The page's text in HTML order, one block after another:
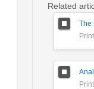
Related